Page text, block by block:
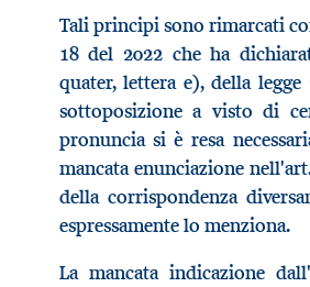
Tali principi sono rimarcati
18 del 2022 che ha
quater, lettera e), della
sottoposizione a visto di
pronuncia si è resa
mancata enunciazione
della corrispondenza
espressamente lo menziona.
La mancata indicazione